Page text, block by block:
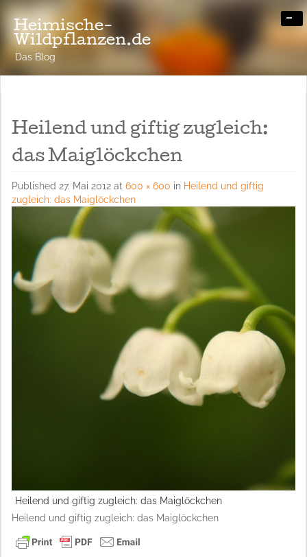
Heimische-
Wildpflanzen.de
Das Blog
-
Heilend und giftig zugleich:
das Maiglöckchen
Published 27. Mai 2012 at 600 × 600 in Heilend und giftig
zugleich: das Maiglöckchen
Heilend und giftig zugleich: das Maiglöckchen
Heilend und giftig zugleich: das Maiglöckchen